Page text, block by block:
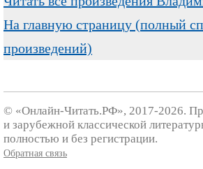
На главную страницу (полный
произведений)
© «Онлайн-Читать.РФ», 2017-2026.
и зарубежной классической
полностью и без регистрации.
Обратная связь